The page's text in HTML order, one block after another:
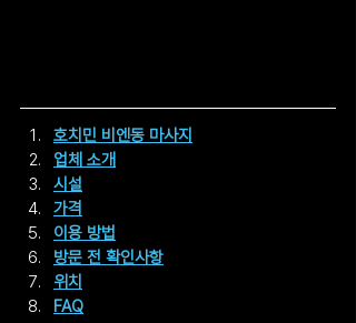
호치민 비엔동 마사지
업체 소개
시설
가격
이용 방법
방문 전 확인사항
위치
FAQ